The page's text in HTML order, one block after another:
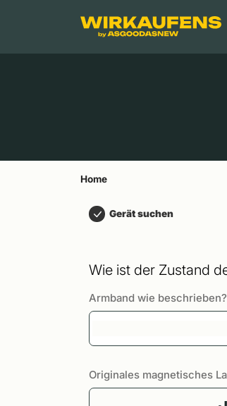
Home
Gerät suchen
Wie ist der Zustand
Armband wie beschrieben?
Originales magnetisches